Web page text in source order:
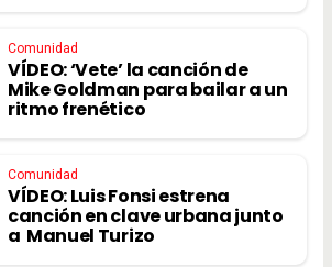
Comunidad
VÍDEO: ‘Vete’ la canción de
Mike Goldman para bailar a un
ritmo frenético
Comunidad
VÍDEO: Luis Fonsi estrena
canción en clave urbana junto
a Manuel Turizo